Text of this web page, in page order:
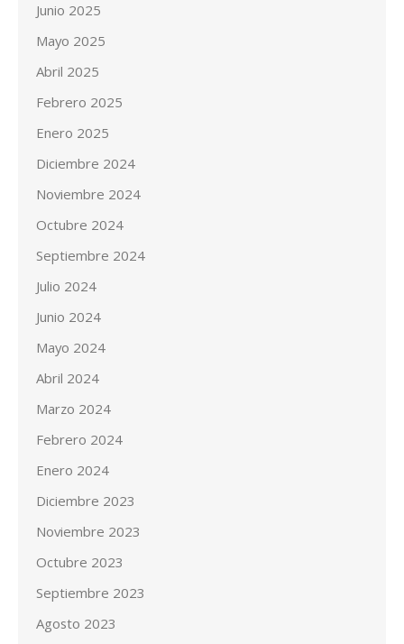
Junio 2025
Mayo 2025
Abril 2025
Febrero 2025
Enero 2025
Diciembre 2024
Noviembre 2024
Octubre 2024
Septiembre 2024
Julio 2024
Junio 2024
Mayo 2024
Abril 2024
Marzo 2024
Febrero 2024
Enero 2024
Diciembre 2023
Noviembre 2023
Octubre 2023
Septiembre 2023
Agosto 2023